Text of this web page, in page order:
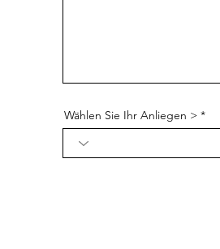
Wählen Sie Ihr Anliegen >